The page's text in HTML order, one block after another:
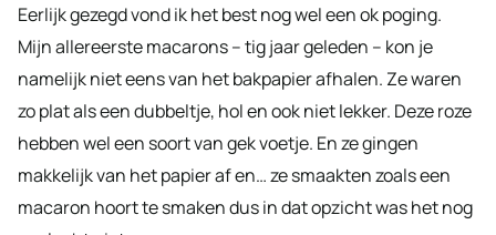
Eerlijk gezegd vond ik het best nog wel een ok poging.
Mijn allereerste macarons – tig jaar geleden – kon je
namelijk niet eens van het bakpapier afhalen. Ze waren
zo plat als een dubbeltje, hol en ook niet lekker. Deze roze
hebben wel een soort van gek voetje. En ze gingen
makkelijk van het papier af en… ze smaakten zoals een
macaron hoort te smaken dus in dat opzicht was het nog